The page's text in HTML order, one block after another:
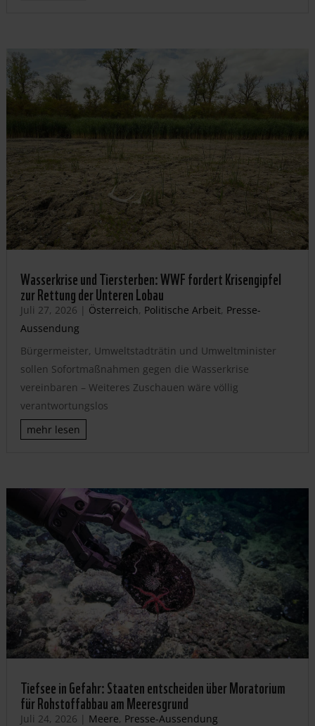
Wasserkrise und Tiersterben: WWF fordert Krisengipfel
zur Rettung der Unteren Lobau
Juli 27, 2026 | Österreich, Politische Arbeit, Presse-
Aussendung
Bürgermeister, Umweltstadträtin und Umweltminister
sollen Sofortmaßnahmen gegen die Wasserkrise
vereinbaren – Weiteres Zuschauen wäre völlig
verantwortungslos
mehr lesen
Tiefsee in Gefahr: Staaten entscheiden über Moratorium
für Rohstoffabbau am Meeresgrund
Juli 24, 2026 | Meere, Presse-Aussendung